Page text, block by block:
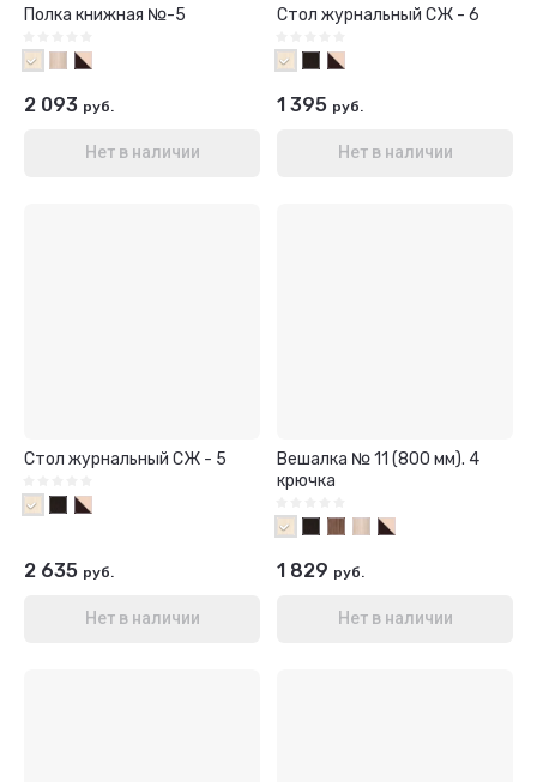
Полка книжная №-5
2 093 руб.
Нет в наличии
Стол журнальный СЖ - 6
1 395 руб.
Нет в наличии
Стол журнальный СЖ - 5
2 635 руб.
Нет в наличии
Вешалка № 11 (800 мм). 4
крючка
1 829 руб.
Нет в наличии